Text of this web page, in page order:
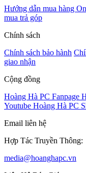
Hướng dẫn mua hàng
mua trả góp
Chính sách
Chính sách bảo hành
giao nhận
Cộng đồng
Hoàng Hà PC Fanpage
Youtube Hoàng Hà PC
Email liên hệ
Hợp Tác Truyền Thông:
media@hoanghapc.vn